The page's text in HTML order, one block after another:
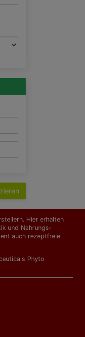
Hier erhalten
und Nahrungs­
auch rezeptfreie
Phyto